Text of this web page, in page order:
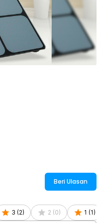
juga membuat timbangan
mandi, maupun ruang
hingga 180 kg dengan
pengguna. Kapasitas
digunakan oleh hampir
produk ini:Beri Ulasan
3 (2) 2 (0) 1 (1 )